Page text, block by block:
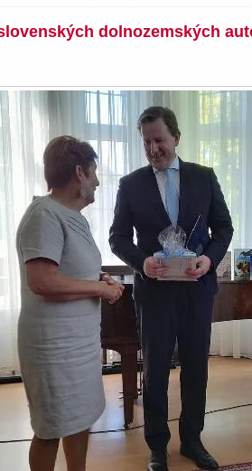
dolnozemských